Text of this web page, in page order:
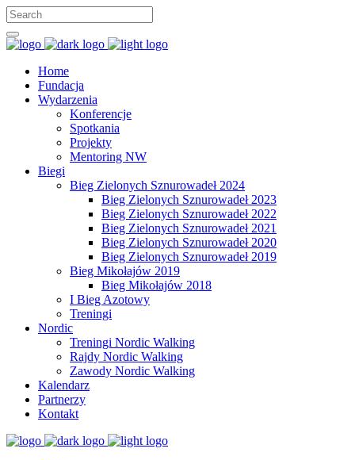
Home
Fundacja
Wydarzenia
Konferencje
Spotkania
Projekty
Mentoring NW
Biegi
Bieg Zielonych Sznurowadeł 2024
Bieg Zielonych Sznurowadeł 2023
Bieg Zielonych Sznurowadeł 2022
Bieg Zielonych Sznurowadeł 2021
Bieg Zielonych Sznurowadeł 2020
Bieg Zielonych Sznurowadeł 2019
Bieg Mikołajów 2019
Bieg Mikołajów 2018
I Bieg Azotowy
Treningi
Nordic
Treningi Nordic Walking
Rajdy Nordic Walking
Zawody Nordic Walking
Kalendarz
Partnerzy
Kontakt